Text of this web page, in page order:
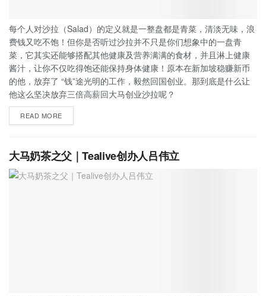
每个人对沙拉（Salad）的定义就是一整盘都是青菜，清淡无味，浪
费钱又吃不饱！但你是否听过沙拉并不只是你们想象中的一盘青
菜，它其实还能够搭配其他健康及营养满满的食材，并且淋上健康
酱汁，让你不仅吃得饱还能保持身体健康！原本在新加坡稳赚新币
的他，放弃了 “钱”途光明的工作，毅然回国创业。那到底是什么让
他这么坚决放弃三倍高薪回大马创业沙拉呢？
READ MORE
大马奶茶之父｜Tealive创办人吕伟立